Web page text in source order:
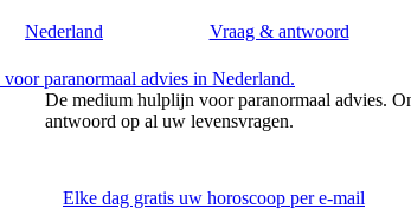
Nederland Vraag & antwoord
De medium hulplijn voor paranormaal advies.
antwoord op al uw levensvragen.
Elke dag gratis uw horoscoop per e-mail